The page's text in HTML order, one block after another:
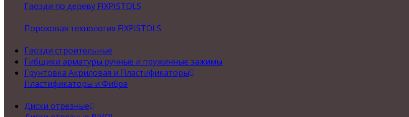
Гвозди по дереву FIXPISTOLS
Пороховая технология FIXPISTOLS
Гвозди строительные
Гибщики арматуры ручные и пружинные зажимы
Грунтовка Акриловая и Пластификаторы
Пластификаторы и Фибра
Диски отрезные